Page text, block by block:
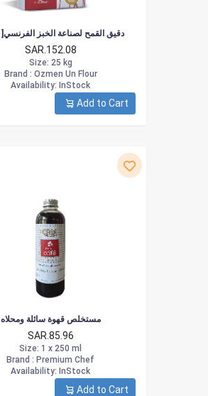
(T65) ]دقيق القمح لصناعة الخبز الفرنسي
SAR.152.08
Size: 25 kg
Brand : Ozmen Un Flour
Availability: InStock
Add to Cart
مستخلص قهوة سائلة ومحلاه
SAR.85.96
Size: 1 x 250 ml
Brand : Premium Chef
Availability: InStock
Add to Cart